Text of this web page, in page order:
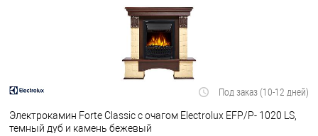
Под заказ (10-12 дней)
Электрокамин Forte Classic с очагом Electrolux EFP/P- 1020 LS,
темный дуб и камень бежевый